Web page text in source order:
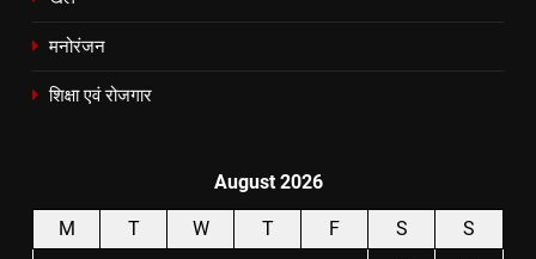
मनोरंजन
शिक्षा एवं रोजगार
August 2026
M T W T F S
S